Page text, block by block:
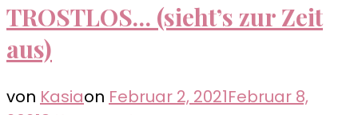
TROSTLOS… (sieht’s zur Zeit
aus)
von Kasiaon Februar 2, 2021Februar 8,